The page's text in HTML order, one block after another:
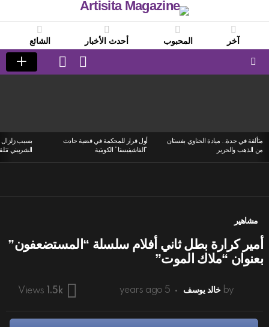
آخر المحبوب أحدث الأخبار الشائع
SWITCH
SKIN
LOGIN
متألقة في جدة.. ميادة الحناوي بفستان
من الذهب والحرير
أول قرار للمحكمة في قضية حادث
“الفاشينيستا” الكويتية
بسبب زلزال
الشربيني
مشاهير
أمير كرارة بطل ثاني أفلام سلسلة “المستضعفون”
بعنوان “ملاك الموت”
by خالد يوسف 5 years ago
1.5k
Views